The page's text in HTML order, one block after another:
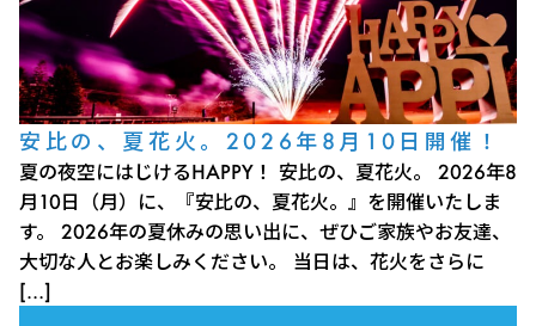
安比の、夏花火。2026年8月10日開催！
夏の夜空にはじけるHAPPY！ 安比の、夏花火。 2026年8
月10日（月）に、『安比の、夏花火。』を開催いたしま
す。 2026年の夏休みの思い出に、ぜひご家族やお友達、
大切な人とお楽しみください。 当日は、花火をさらに
[…]